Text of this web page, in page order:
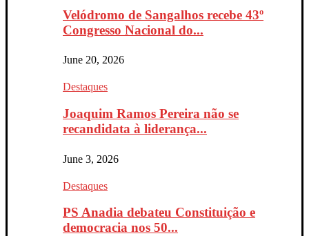
Velódromo de Sangalhos recebe 43º
Congresso Nacional do...
June 20, 2026
Destaques
Joaquim Ramos Pereira não se
recandidata à liderança...
June 3, 2026
Destaques
PS Anadia debateu Constituição e
democracia nos 50...